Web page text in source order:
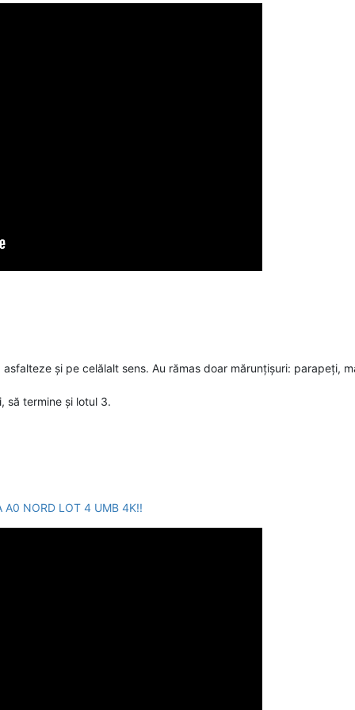
și pe celălalt sens. Au rămas doar mărunțișuri: parapeți,
să termine și lotul 3.
A0 NORD LOT 4 UMB 4K!!